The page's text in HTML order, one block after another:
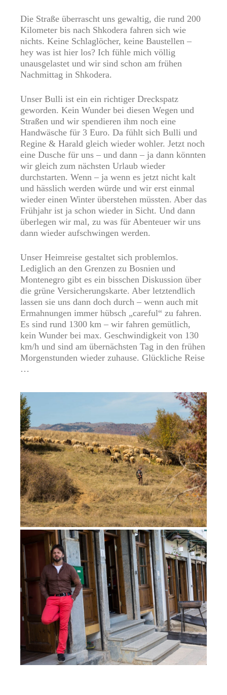
Die Straße überrascht uns gewaltig, die rund 200
Kilometer bis nach Shkodera fahren sich wie
nichts. Keine Schlaglöcher, keine Baustellen –
hey was ist hier los? Ich fühle mich völlig
unausgelastet und wir sind schon am frühen
Nachmittag in Shkodera.
Unser Bulli ist ein ein richtiger Dreckspatz
geworden. Kein Wunder bei diesen Wegen und
Straßen und wir spendieren ihm noch eine
Handwäsche für 3 Euro. Da fühlt sich Bulli und
Regine & Harald gleich wieder wohler. Jetzt noch
eine Dusche für uns – und dann – ja dann könnten
wir gleich zum nächsten Urlaub wieder
durchstarten. Wenn – ja wenn es jetzt nicht kalt
und hässlich werden würde und wir erst einmal
wieder einen Winter überstehen müssten. Aber das
Frühjahr ist ja schon wieder in Sicht. Und dann
überlegen wir mal, zu was für Abenteuer wir uns
dann wieder aufschwingen werden.
Unser Heimreise gestaltet sich problemlos.
Lediglich an den Grenzen zu Bosnien und
Montenegro gibt es ein bisschen Diskussion über
die grüne Versicherungskarte. Aber letztendlich
lassen sie uns dann doch durch – wenn auch mit
Ermahnungen immer hübsch „careful“ zu fahren.
Es sind rund 1300 km – wir fahren gemütlich,
kein Wunder bei max. Geschwindigkeit von 130
km/h und sind am übernächsten Tag in den frühen
Morgenstunden wieder zuhause. Glückliche Reise
…